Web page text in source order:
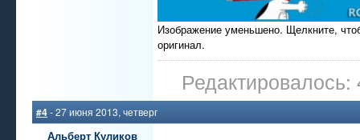
Изображение уменьшено. Щелкните,
оригинал.
#4- 27 июня 2013, четверг
Альберт Куликов